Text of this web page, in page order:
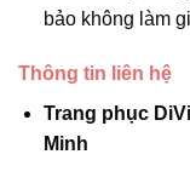
bảo không làm
Thông tin liên hệ
Trang phục
Minh